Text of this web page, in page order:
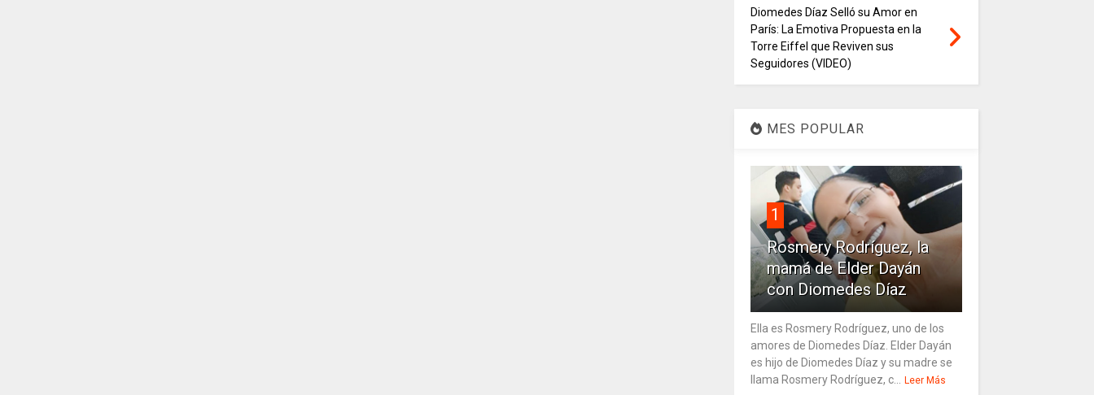
Diomedes Díaz Selló su Amor en
París: La Emotiva Propuesta en la
Torre Eiffel que Reviven sus
Seguidores (VIDEO)
MES POPULAR
1
Rosmery Rodríguez, la
mamá de Elder Dayán
con Diomedes Díaz
Ella es Rosmery Rodríguez, uno de los
amores de Diomedes Díaz. Elder Dayán
es hijo de Diomedes Díaz y su madre se
llama Rosmery Rodríguez, c... Leer Más